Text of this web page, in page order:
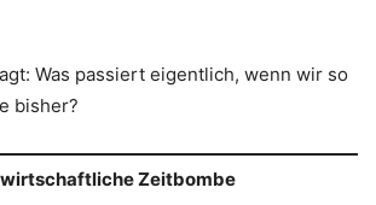
Was passiert eigentlich, wenn wir so
bisher?
Zeitbombe